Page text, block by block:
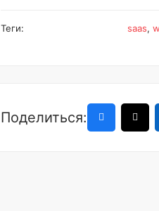
Теги: saas,
Поделиться: